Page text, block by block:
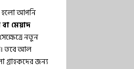
হলো আপনি
মেয়াদ
নতুন
তবে আল
গ্রাহকদের জন্য